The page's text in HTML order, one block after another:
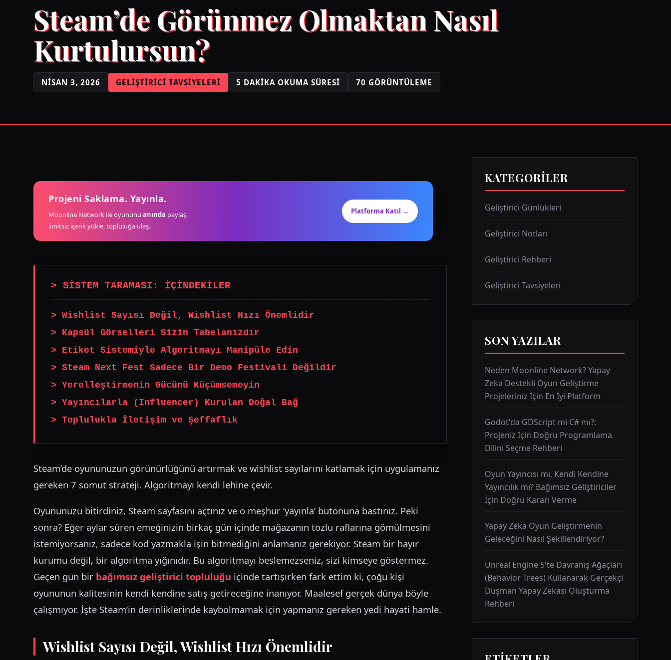
Steam’de Görünmez Olmaktan Nasıl
Kurtulursun?
NISAN 3, 2026 GELIŞTIRICI TAVSIYELERI 5 DAKIKA OKUMA SÜRESI 70 GÖRÜNTÜLEME
Projeni Saklama. Yayınla.
Moonline Network ile oyununuanında paylaş,
limitsiz içerik yükle, topluluğa ulaş.
Platforma Katıl →
> SİSTEM TARAMASI: İÇİNDEKİLER
> Wishlist Sayısı Değil, Wishlist Hızı Önemlidir
> Kapsül Görselleri Sizin Tabelanızdır
> Etiket Sistemiyle Algoritmayı Manipüle Edin
> Steam Next Fest Sadece Bir Demo Festivali Değildir
> Yerelleştirmenin Gücünü Küçümsemeyin
> Yayıncılarla (Influencer) Kurulan Doğal Bağ
> Toplulukla İletişim ve Şeffaflık
Steam’de oyununuzun görünürlüğünü artırmak ve wishlist sayılarını katlamak için uygulamanız
gereken 7 somut strateji. Algoritmayı kendi lehine çevir.
Oyununuzu bitirdiniz, Steam sayfasını açtınız ve o meşhur ‘yayınla’ butonuna bastınız. Peki
sonra? Eğer aylar süren emeğinizin birkaç gün içinde mağazanın tozlu raflarına gömülmesini
istemiyorsanız, sadece kod yazmakla işin bitmediğini anlamanız gerekiyor. Steam bir hayır
kurumu değil, bir algoritma yığınıdır. Bu algoritmayı beslemezseniz, sizi kimseye göstermez.
Geçen gün bir bağımsız geliştirici topluluğu içinde tartışırken fark ettim ki, çoğu kişi
oyununun kalitesinin kendi kendine satış getireceğine inanıyor. Maalesef gerçek dünya böyle
çalışmıyor. İşte Steam’in derinliklerinde kaybolmamak için yapmanız gereken yedi hayati hamle.
Wishlist Sayısı Değil, Wishlist Hızı Önemlidir
KATEGORILER
Geliştirici Günlükleri
Geliştirici Notları
Geliştirici Rehberi
Geliştirici Tavsiyeleri
SON YAZILAR
Neden Moonline Network? Yapay
Zeka Destekli Oyun Geliştirme
Projeleriniz İçin En İyi Platform
Godot'da GDScript mi C# mı?:
Projeniz İçin Doğru Programlama
Dilini Seçme Rehberi
Oyun Yayıncısı mı, Kendi Kendine
Yayıncılık mı? Bağımsız Geliştiriciler
İçin Doğru Kararı Verme
Yapay Zeka Oyun Geliştirmenin
Geleceğini Nasıl Şekillendiriyor?
Unreal Engine 5'te Davranış Ağaçları
(Behavior Trees) Kullanarak Gerçekçi
Düşman Yapay Zekası Oluşturma
Rehberi